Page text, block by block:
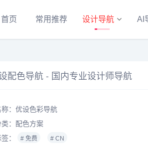
首页 常用推荐 设计导航 AI
配色导航 - 国内专业设计师导航
：优设色彩导航
： 配色方案
：
# 免费 # CN